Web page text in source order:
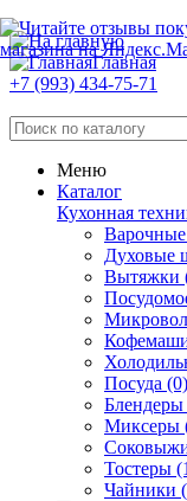
Главная
+7 (993) 434-75-71
Меню
Каталог
Кухонная
Духовые
Вытяжки
Посуда (0)
Блендеры
Миксеры
Тостеры
Чайники